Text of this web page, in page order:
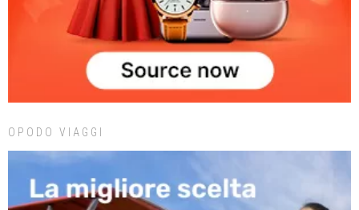
OPODO VIAGGI